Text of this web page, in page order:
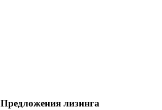
Предложения лизинга